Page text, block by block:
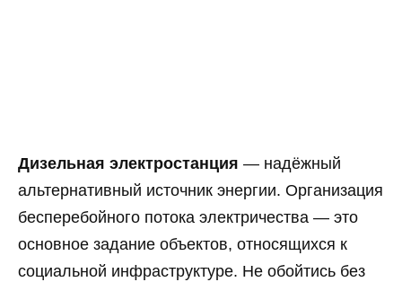
Дизельная электростанция — надёжный
альтернативный источник энергии. Организация
бесперебойного потока электричества — это
основное задание объектов, относящихся к
социальной инфраструктуре. Не обойтись без